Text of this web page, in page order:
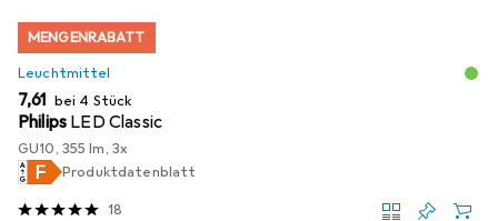
MENGENRABATT
Leuchtmittel
EUR
7,61 bei 4 Stück
Philips LED Classic
GU10, 355 lm, 3x
Produktdatenblatt
18